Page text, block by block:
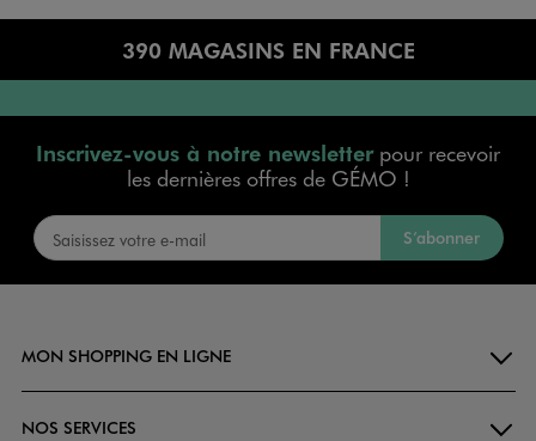
390 MAGASINS EN FRANCE
Inscrivez-vous à notre newsletterpour recevoir
les dernières offres de GÉMO !
S’abonner
MON SHOPPING EN LIGNE
NOS SERVICES